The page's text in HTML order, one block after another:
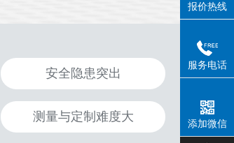
安全隐患突出
测量与定制难度大
报价热线
服务电话
添加微信